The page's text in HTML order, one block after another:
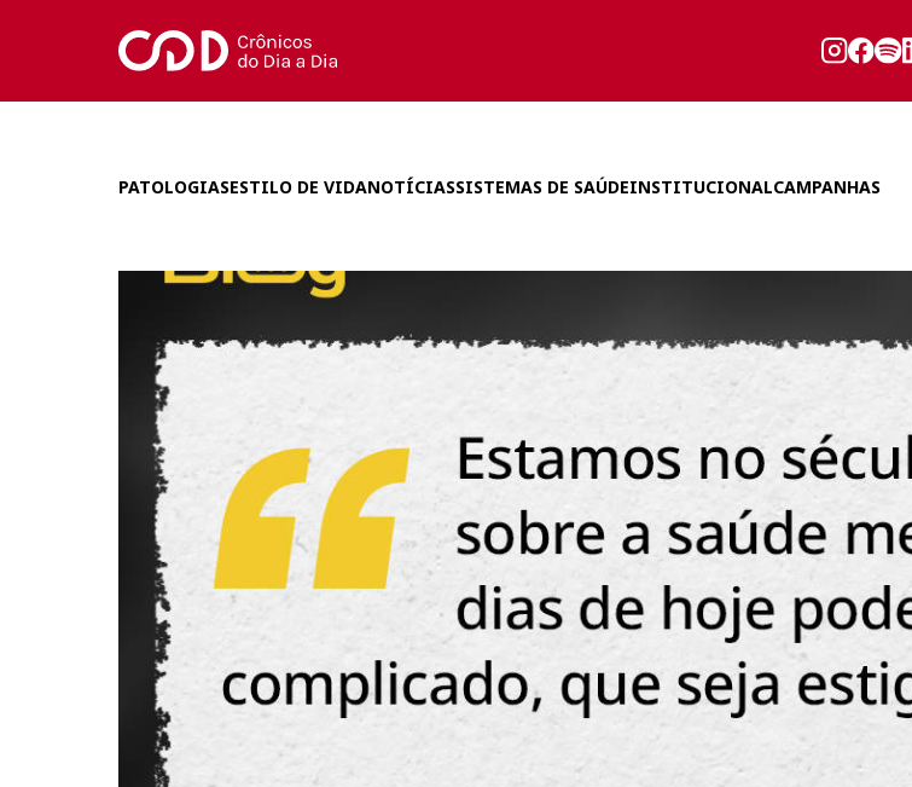
PATOLOGIASESTILO DE VIDANOTÍCIASSISTEMAS DE SAÚDEINSTITUCIONALCAMPANHAS